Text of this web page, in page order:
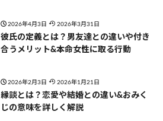
2026年4月3日 2026年3月31日
彼氏の定義とは？男友達との違いや付き
合うメリット&本命女性に取る行動
2026年2月3日 2026年1月21日
縁談とは？恋愛や結婚との違い&おみく
じの意味を詳しく解説